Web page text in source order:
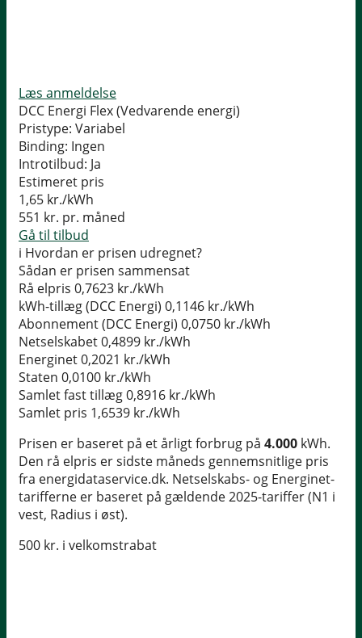
Læs anmeldelse
DCC Energi Flex (Vedvarende energi)
Pristype: Variabel
Binding: Ingen
Introtilbud: Ja
Estimeret pris
1,65 kr./kWh
551 kr. pr. måned
Gå til tilbud
i Hvordan er prisen udregnet?
Sådan er prisen sammensat
Rå elpris 0,7623 kr./kWh
kWh-tillæg (DCC Energi) 0,1146 kr./kWh
Abonnement (DCC Energi) 0,0750 kr./kWh
Netselskabet0,4899 kr./kWh
Energinet0,2021 kr./kWh
Staten 0,0100 kr./kWh
Samlet fast tillæg0,8916 kr./kWh
Samlet pris 1,6539 kr./kWh
Prisen er baseret på et årligt forbrug på 4.000 kWh.
Den rå elpris er sidste måneds gennemsnitlige pris
fra energidataservice.dk. Netselskabs- og Energinet-
tarifferne er baseret på gældende 2025-tariffer (N1 i
vest, Radius i øst).
500 kr. i velkomstrabat